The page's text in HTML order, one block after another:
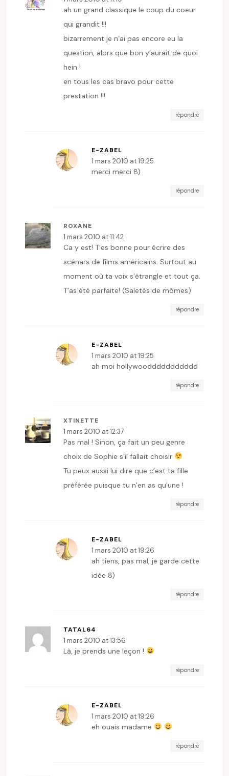
ah un grand classique le coup du coeur
qui grandit !!!
bizarrement je n’ai pas encore eu la
question, alors que bon y’aurait de quoi
hein !
en tous les cas bravo pour cette
prestation !!!
répondre
E-ZABEL
1 mars 2010 at 19:25
merci merci 8)
répondre
ROXANE
1 mars 2010 at 11:42
Ca y est! T’es bonne pour écrire des
scénars de films américains. Surtout au
moment où ta voix s’étrangle et tout ça.
T’as été parfaite! (Saletés de mômes)
répondre
E-ZABEL
1 mars 2010 at 19:25
ah moi hollywooddddddddddd
répondre
XTINETTE
1 mars 2010 at 12:37
Pas mal ! Sinon, ça fait un peu genre
choix de Sophie s’il fallait choisir
Tu peux aussi lui dire que c’est ta fille
préférée puisque tu n’en as qu’une !
répondre
E-ZABEL
1 mars 2010 at 19:26
ah tiens, pas mal, je garde cette
idée 8)
répondre
TATAL64
1 mars 2010 at 13:56
Là, je prends une leçon !
répondre
E-ZABEL
1 mars 2010 at 19:26
eh ouais madame
répondre